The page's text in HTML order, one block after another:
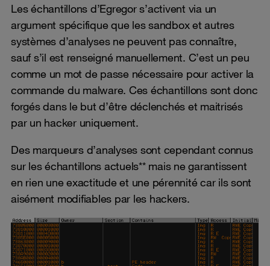
Les échantillons d’Egregor s’activent via un
argument spécifique que les sandbox et autres
systèmes d’analyses ne peuvent pas connaître,
sauf s’il est renseigné manuellement. C’est un peu
comme un mot de passe nécessaire pour activer la
commande du malware. Ces échantillons sont donc
forgés dans le but d’être déclenchés et maitrisés
par un hacker uniquement.
Des marqueurs d’analyses sont cependant connus
sur les échantillons actuels** mais ne garantissent
en rien une exactitude et une pérennité car ils sont
aisément modifiables par les hackers.